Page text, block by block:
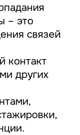
– это
связей
контакт
других